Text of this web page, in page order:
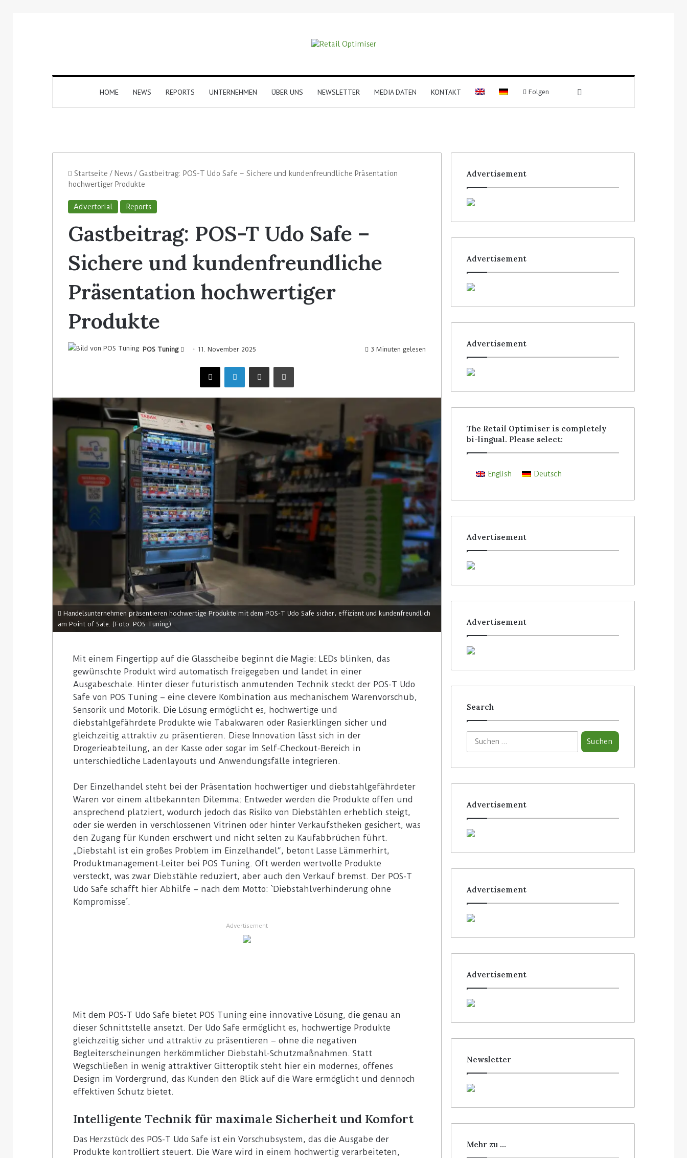
HOME NEWS REPORTS UNTERNEHMEN ÜBER UNS NEWSLETTER MEDIA DATEN KONTAKT Folgen
Startseite / News / Gastbeitrag: POS-T Udo Safe – Sichere und kundenfreundliche Präsentation
hochwertiger Produkte
Advertorial Reports
Gastbeitrag: POS-T Udo Safe –
Sichere und kundenfreundliche
Präsentation hochwertiger
Produkte
POS Tuning 11. November 2025 3 Minuten gelesen
Handelsunternehmen präsentieren hochwertige Produkte mit dem POS-T Udo Safe sicher, effizient und kundenfreundlich
am Point of Sale. (Foto: POS Tuning)
Mit einem Fingertipp auf die Glasscheibe beginnt die Magie: LEDs blinken, das
gewünschte Produkt wird automatisch freigegeben und landet in einer
Ausgabeschale. Hinter dieser futuristisch anmutenden Technik steckt der POS-T Udo
Safe von POS Tuning – eine clevere Kombination aus mechanischem Warenvorschub,
Sensorik und Motorik. Die Lösung ermöglicht es, hochwertige und
diebstahlgefährdete Produkte wie Tabakwaren oder Rasierklingen sicher und
gleichzeitig attraktiv zu präsentieren. Diese Innovation lässt sich in der
Drogerieabteilung, an der Kasse oder sogar im Self-Checkout-Bereich in
unterschiedliche Ladenlayouts und Anwendungsfälle integrieren.
Der Einzelhandel steht bei der Präsentation hochwertiger und diebstahlgefährdeter
Waren vor einem altbekannten Dilemma: Entweder werden die Produkte offen und
ansprechend platziert, wodurch jedoch das Risiko von Diebstählen erheblich steigt,
oder sie werden in verschlossenen Vitrinen oder hinter Verkaufstheken gesichert, was
den Zugang für Kunden erschwert und nicht selten zu Kaufabbrüchen führt.
„Diebstahl ist ein großes Problem im Einzelhandel“, betont Lasse Lämmerhirt,
Produktmanagement-Leiter bei POS Tuning. Oft werden wertvolle Produkte
versteckt, was zwar Diebstähle reduziert, aber auch den Verkauf bremst. Der POS-T
Udo Safe schafft hier Abhilfe – nach dem Motto: `Diebstahlverhinderung ohne
Kompromisse´.
Advertisement
Mit dem POS-T Udo Safe bietet POS Tuning eine innovative Lösung, die genau an
dieser Schnittstelle ansetzt. Der Udo Safe ermöglicht es, hochwertige Produkte
gleichzeitig sicher und attraktiv zu präsentieren – ohne die negativen
Begleiterscheinungen herkömmlicher Diebstahl-Schutzmaßnahmen. Statt
Wegschließen in wenig attraktiver Gitteroptik steht hier ein modernes, offenes
Design im Vordergrund, das Kunden den Blick auf die Ware ermöglicht und dennoch
effektiven Schutz bietet.
Intelligente Technik für maximale Sicherheit und Komfort
Das Herzstück des POS-T Udo Safe ist ein Vorschubsystem, das die Ausgabe der
Produkte kontrolliert steuert. Die Ware wird in einem hochwertig verarbeiteten,
Advertisement
Advertisement
Advertisement
The Retail Optimiser is completely
bi-lingual. Please select:
English Deutsch
Advertisement
Advertisement
Search
Advertisement
Advertisement
Advertisement
Newsletter
Mehr zu …